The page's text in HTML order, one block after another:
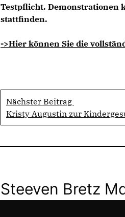
Testpflicht. Demonstrationen
stattfinden.
->Hier können Sie die
Nächster Beitrag
Kristy Augustin zur
Steeven Bretz